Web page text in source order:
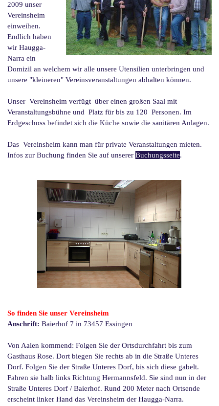
2009 unser
Vereinsheim
einweihen.
Endlich haben
wir Haugga-
Narra ein
Domizil an welchem wir alle unsere Utensilien unterbringen und
unsere "kleineren" Vereinsveranstaltungen abhalten können.
Unser Vereinsheim verfügt über einen großen Saal mit
Veranstaltungsbühne und Platz für bis zu 120 Personen. Im
Erdgeschoss befindet sich die Küche sowie die sanitären Anlagen.
Das Vereinsheim kann man für private Veranstaltungen mieten.
Infos zur Buchung finden Sie auf unserer Buchungsseite.
So finden Sie unser Vereinsheim
Anschrift: Baierhof 7 in 73457 Essingen
Von Aalen kommend: Folgen Sie der Ortsdurchfahrt bis zum
Gasthaus Rose. Dort biegen Sie rechts ab in die Straße Unteres
Dorf. Folgen Sie der Straße Unteres Dorf, bis sich diese gabelt.
Fahren sie halb links Richtung Hermannsfeld. Sie sind nun in der
Straße Unteres Dorf / Baierhof. Rund 200 Meter nach Ortsende
erscheint linker Hand das Vereinsheim der Haugga-Narra.